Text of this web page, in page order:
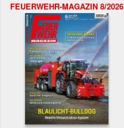
FEUERWEHR-MAGAZIN 8/2026